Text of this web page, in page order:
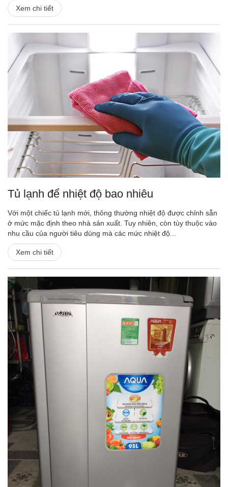
Xem chi tiết
Tủ lạnh để nhiệt độ bao nhiêu
Với một chiếc tủ lạnh mới, thông thường nhiệt độ được chỉnh sẵn
ở mức mặc định theo nhà sản xuất. Tuy nhiên, còn tùy thuộc vào
nhu cầu của người tiêu dùng mà các mức nhiệt độ...
Xem chi tiết